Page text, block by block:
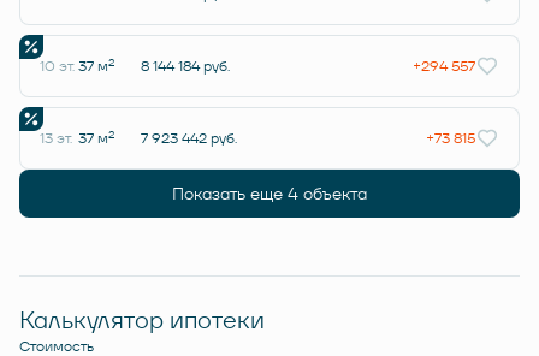
10 эт. 37 м2 8 144 184 руб. +294 557
13 эт. 37 м2 7 923 442 руб. +73 815
Показать еще 4 объектa
Калькулятор ипотеки
Стоимость